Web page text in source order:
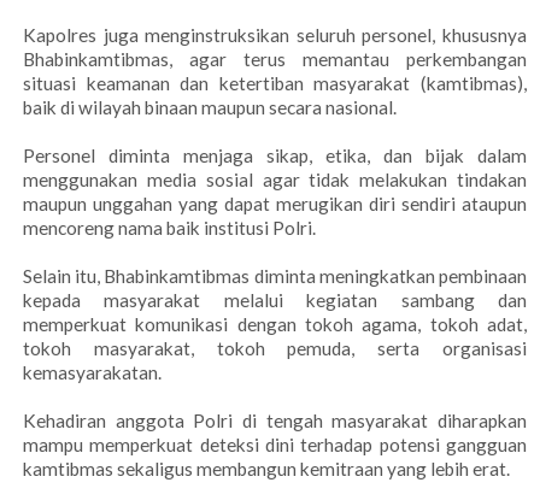
Kapolres juga menginstruksikan seluruh personel, khususnya
Bhabinkamtibmas, agar terus memantau perkembangan
situasi keamanan dan ketertiban masyarakat (kamtibmas),
baik di wilayah binaan maupun secara nasional.
Personel diminta menjaga sikap, etika, dan bijak dalam
menggunakan media sosial agar tidak melakukan tindakan
maupun unggahan yang dapat merugikan diri sendiri ataupun
mencoreng nama baik institusi Polri.
Selain itu, Bhabinkamtibmas diminta meningkatkan pembinaan
kepada masyarakat melalui kegiatan sambang dan
memperkuat komunikasi dengan tokoh agama, tokoh adat,
tokoh masyarakat, tokoh pemuda, serta organisasi
kemasyarakatan.
Kehadiran anggota Polri di tengah masyarakat diharapkan
mampu memperkuat deteksi dini terhadap potensi gangguan
kamtibmas sekaligus membangun kemitraan yang lebih erat.